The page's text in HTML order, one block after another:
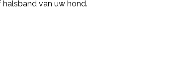
van uw hond.